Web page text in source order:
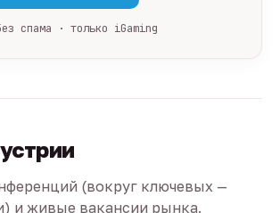
спама · только iGaming
(вокруг ключевых —
и живые вакансии рынка.